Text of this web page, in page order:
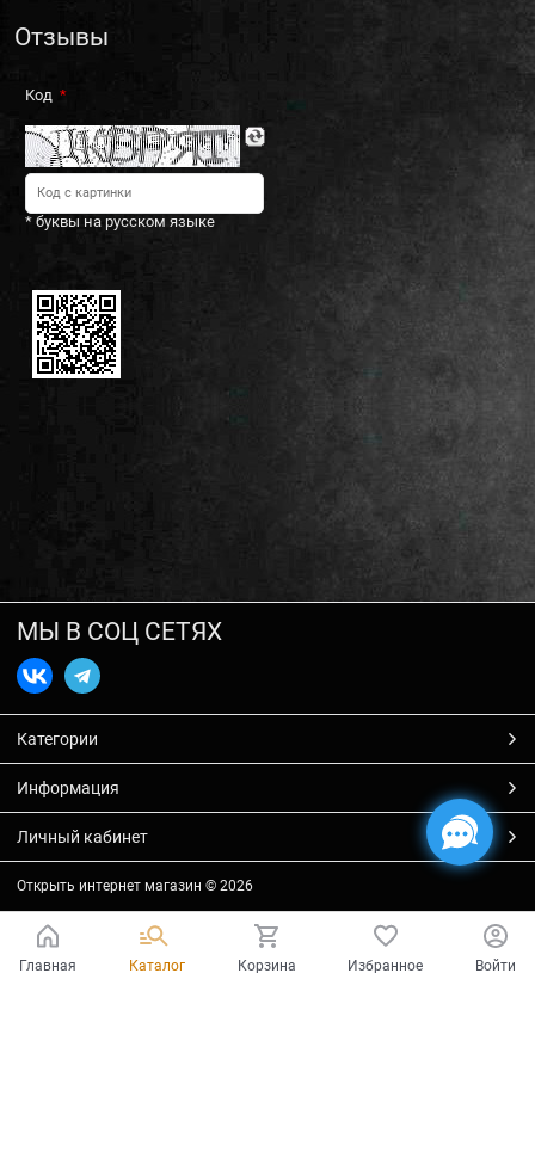
Отзывы
Код
* буквы на русском языке
МЫ В СОЦ СЕТЯХ
Категории
Информация
Личный кабинет
Открыть интернет магазин © 2026
Главная Каталог Корзина Избранное Войти